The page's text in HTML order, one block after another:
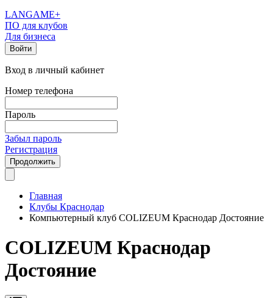
LANGAME+
ПО для клубов
Для бизнеса
Войти
Вход в личный кабинет
Номер телефона
Пароль
Забыл пароль
Регистрация
Продолжить
Главная
Клубы Краснодар
Компьютерный клуб COLIZEUM Краснодар Достояние
COLIZEUM Краснодар
Достояние